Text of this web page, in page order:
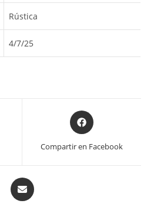
Rústica
4/7/25
Opens
in
a
new
Compartir en Facebook
Opens
in